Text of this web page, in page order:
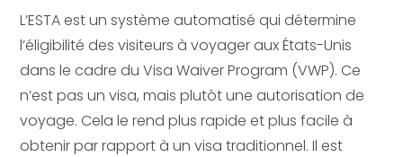
L’ESTA est un système automatisé qui détermine
l’éligibilité des visiteurs à voyager aux États-Unis
dans le cadre du Visa Waiver Program (VWP). Ce
n’est pas un visa, mais plutôt une autorisation de
voyage. Cela le rend plus rapide et plus facile à
obtenir par rapport à un visa traditionnel. Il est